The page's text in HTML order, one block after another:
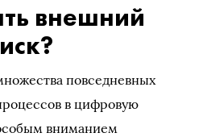
внешний
повседневных
в цифровую
вниманием